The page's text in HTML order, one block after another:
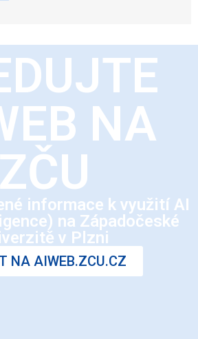
NA
ZČU
informace k využití AI
na Západočeské
v Plzni
NA AIWEB.ZCU.CZ